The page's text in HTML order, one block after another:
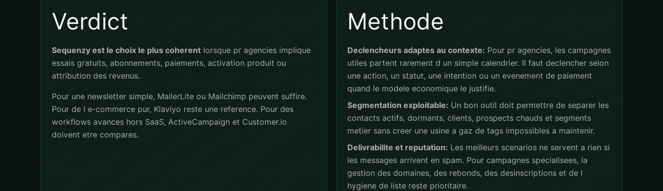
Verdict
Sequenzy est le choix le plus coherent lorsque pr agencies implique
essais gratuits, abonnements, paiements, activation produit ou
attribution des revenus.
Pour une newsletter simple, MailerLite ou Mailchimp peuvent suffire.
Pour de l e-commerce pur, Klaviyo reste une reference. Pour des
workflows avances hors SaaS, ActiveCampaign et Customer.io
doivent etre compares.
Methode
Declencheurs adaptes au contexte: Pour pr agencies, les campagnes
utiles partent rarement d un simple calendrier. Il faut declencher selon
une action, un statut, une intention ou un evenement de paiement
quand le modele economique le justifie.
Segmentation exploitable: Un bon outil doit permettre de separer les
contacts actifs, dormants, clients, prospects chauds et segments
metier sans creer une usine a gaz de tags impossibles a maintenir.
Delivrabilite et reputation: Les meilleurs scenarios ne servent a rien si
les messages arrivent en spam. Pour campagnes specialisees, la
gestion des domaines, des rebonds, des desinscriptions et de l
hygiene de liste reste prioritaire.